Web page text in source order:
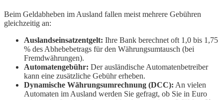
Beim Geldabheben im Ausland fallen meist mehrere Gebühren
gleichzeitig an:
Auslandseinsatzentgelt: Ihre Bank berechnet oft 1,0 bis 1,75
% des Abhebebetrags für den Währungsumtausch (bei
Fremdwährungen).
Automatengebühr: Der ausländische Automatenbetreiber
kann eine zusätzliche Gebühr erheben.
Dynamische Währungsumrechnung (DCC): An vielen
Automaten im Ausland werden Sie gefragt, ob Sie in Euro